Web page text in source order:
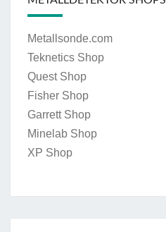
Metallsonde.com
Teknetics Shop
Quest Shop
Fisher Shop
Garrett Shop
Minelab Shop
XP Shop